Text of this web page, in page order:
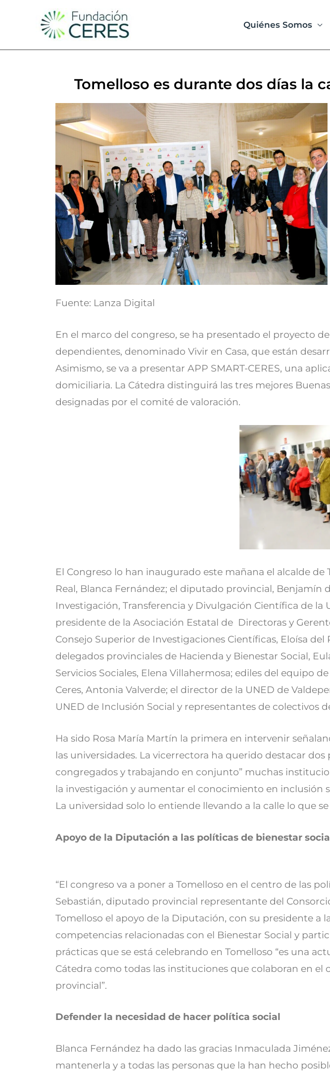
Quiénes Somos
Tomelloso es durante dos días la
Fuente: Lanza Digital
En el marco del congreso, se ha presentado el proyecto
dependientes, denominado Vivir en Casa, que están
Asimismo, se va a presentar APP SMART-CERES, una
domiciliaria. La Cátedra distinguirá las tres mejores
designadas por el comité de valoración.
El Congreso lo han inaugurado este mañana el alcalde
Real, Blanca Fernández; el diputado provincial, Benjamín
Investigación, Transferencia y Divulgación Científica de
presidente de la Asociación Estatal de Directoras y
Consejo Superior de Investigaciones Científicas, Eloísa
delegados provinciales de Hacienda y Bienestar Social,
Servicios Sociales, Elena Villahermosa; ediles del equipo
Ceres, Antonia Valverde; el director de la UNED de
UNED de Inclusión Social y representantes de colectivos
Ha sido Rosa María Martín la primera en intervenir
las universidades. La vicerrectora ha querido destacar
congregados y trabajando en conjunto” muchas
la investigación y aumentar el conocimiento en inclusión
La universidad solo lo entiende llevando a la calle lo que
Apoyo de la Diputación a las políticas de bienestar
“El congreso va a poner a Tomelloso en el centro de las
Sebastián, diputado provincial representante del
Tomelloso el apoyo de la Diputación, con su presidente a
competencias relacionadas con el Bienestar Social y
prácticas que se está celebrando en Tomelloso “es una
Cátedra como todas las instituciones que colaboran en
provincial”.
Defender la necesidad de hacer política social
Blanca Fernández ha dado las gracias Inmaculada
mantenerla y a todas las personas que la han hecho